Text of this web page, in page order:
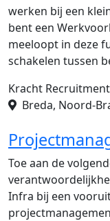
werken bij een
bent een
meeloopt in deze
schakelen tussen
Kracht
Breda, Noord-
Toe aan de
Infra bij een